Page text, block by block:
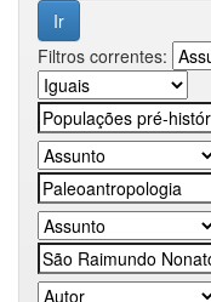
Filtros correntes: